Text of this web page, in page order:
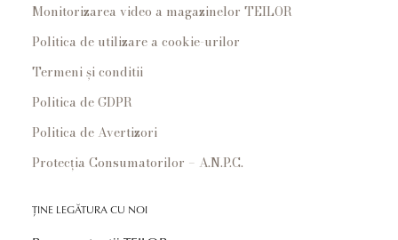
Monitorizarea video a magazinelor TEILOR
Politica de utilizare a cookie-urilor
Termeni și conditii
Politica de GDPR
Politica de Avertizori
Protecția Consumatorilor – A.N.P.C.
ȚINE LEGĂTURA CU NOI